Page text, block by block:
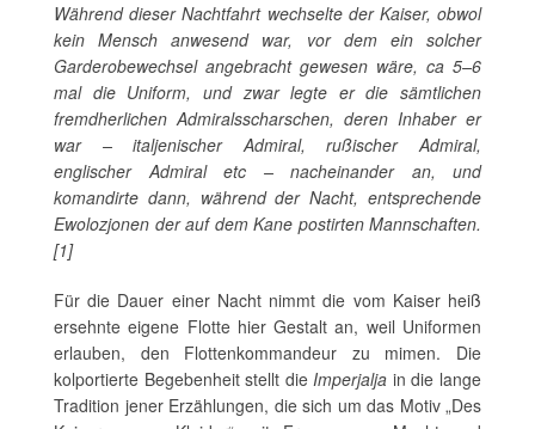
Während dieser Nachtfahrt wechselte der Kaiser, obwol
kein Mensch anwesend war, vor dem ein solcher
Garderobewechsel angebracht gewesen wäre, ca 5–6
mal die Uniform, und zwar legte er die sämtlichen
fremdherlichen Admiralsscharschen, deren Inhaber er
war – italjenischer Admiral, rußischer Admiral,
englischer Admiral etc – nacheinander an, und
komandirte dann, während der Nacht, entsprechende
Ewolozjonen der auf dem Kane postirten Mannschaften.
[1]
Für die Dauer einer Nacht nimmt die vom Kaiser heiß
ersehnte eigene Flotte hier Gestalt an, weil Uniformen
erlauben, den Flottenkommandeur zu mimen. Die
kolportierte Begebenheit stellt dieImperjalja in die lange
Tradition jener Erzählungen, die sich um das Motiv „Des